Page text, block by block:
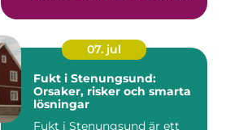
07. jul
Fukt i Stenungsund:
Orsaker, risker och smarta
lösningar
Fukt i Stenungsund är ett